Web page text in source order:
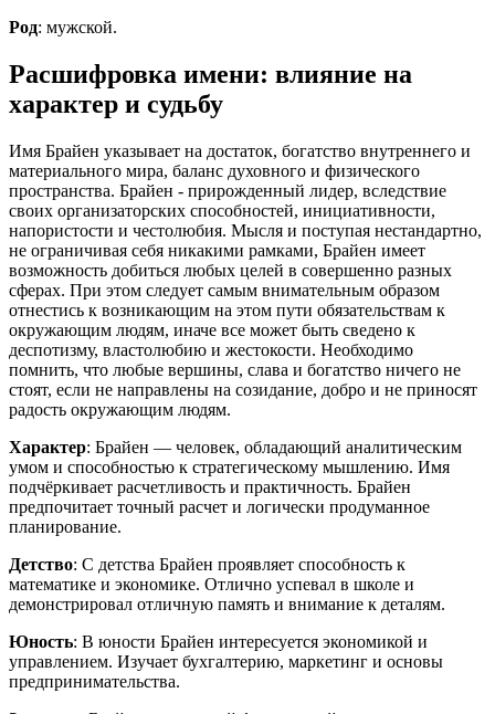
Род: мужской.
Расшифровка имени: влияние на
характер и судьбу
Имя Брайен указывает на достаток, богатство внутреннего и
материального мира, баланс духовного и физического
пространства. Брайен - прирожденный лидер, вследствие
своих организаторских способностей, инициативности,
напористости и честолюбия. Мысля и поступая нестандартно,
не ограничивая себя никакими рамками, Брайен имеет
возможность добиться любых целей в совершенно разных
сферах. При этом следует самым внимательным образом
отнестись к возникающим на этом пути обязательствам к
окружающим людям, иначе все может быть сведено к
деспотизму, властолюбию и жестокости. Необходимо
помнить, что любые вершины, слава и богатство ничего не
стоят, если не направлены на созидание, добро и не приносят
радость окружающим людям.
Характер: Брайен — человек, обладающий аналитическим
умом и способностью к стратегическому мышлению. Имя
подчёркивает расчетливость и практичность. Брайен
предпочитает точный расчет и логически продуманное
планирование.
Детство: С детства Брайен проявляет способность к
математике и экономике. Отлично успевал в школе и
демонстрировал отличную память и внимание к деталям.
Юность: В юности Брайен интересуется экономикой и
управлением. Изучает бухгалтерию, маркетинг и основы
предпринимательства.